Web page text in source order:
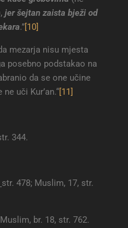
jer šejtan zaista bježi od
.” [10]
mezarja nisu mjesta
posebno podstakao na
da se one učine
uči Kur’an.“ [11]
344.
str. 478; Muslim, 17, str.
br. 18, str. 762.